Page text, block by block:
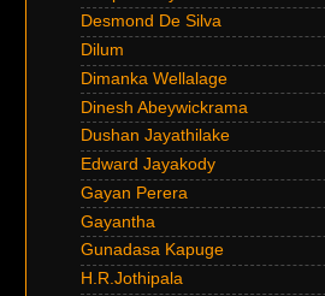
Desmond De Silva
Dilum
Dimanka Wellalage
Dinesh Abeywickrama
Dushan Jayathilake
Edward Jayakody
Gayan Perera
Gayantha
Gunadasa Kapuge
H.R.Jothipala